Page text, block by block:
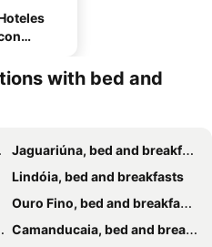
miento with bed and
Jaguariúna, bed and breakfasts
Lindóia, bed and breakfasts
Ouro Fino, bed and breakfasts
Camanducaia, bed and breakfasts